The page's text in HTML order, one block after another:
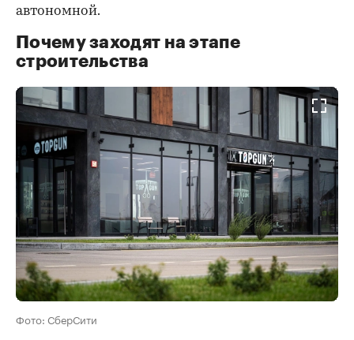
автономной.
Почему заходят на этапе
строительства
Фото: СберСити